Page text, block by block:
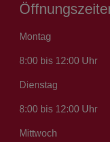
Montag
8:00 bis 12:00 Uhr
Dienstag
8:00 bis 12:00 Uhr
Mittwoch